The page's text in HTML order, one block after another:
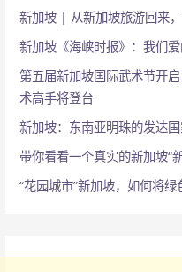
新加坡 | 从新加坡旅游回来
新加坡《海峡时报》：我们
第五届新加坡国际武术节开
术高手将登台
新加坡：东南亚明珠的发达
带你看看一个真实的新加坡“
“花园城市”新加坡，如何将绿